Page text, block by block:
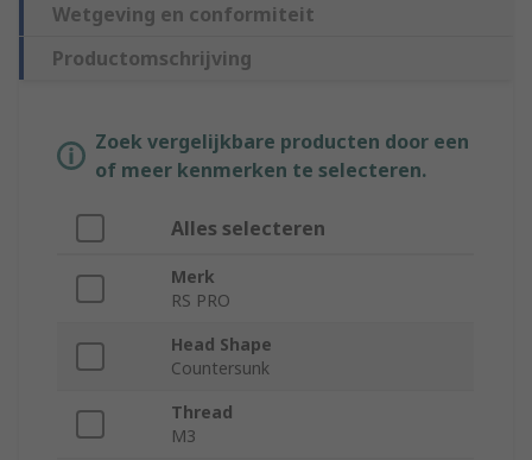
Wetgeving en conformiteit
Productomschrijving
Zoek vergelijkbare producten door een
of meer kenmerken te selecteren.
Alles selecteren
Merk
RS PRO
Head Shape
Countersunk
Thread
M3